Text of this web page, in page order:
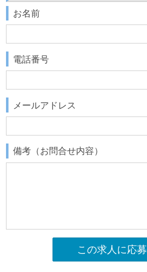
お名前
電話番号
メールアドレス
備考（お問合せ内容）
この求人に応募